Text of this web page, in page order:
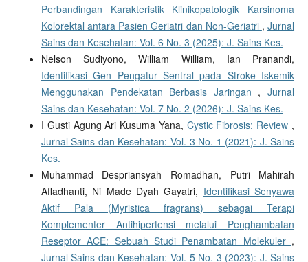
Perbandingan Karakteristik Klinikopatologik Karsinoma
Kolorektal antara Pasien Geriatri dan Non-Geriatri ,Jurnal
Sains dan Kesehatan: Vol. 6 No. 3 (2025): J. Sains Kes.
Nelson Sudiyono, William William, Ian Pranandi,
Identifikasi Gen Pengatur Sentral pada Stroke Iskemik
Menggunakan Pendekatan Berbasis Jaringan ,Jurnal
Sains dan Kesehatan: Vol. 7 No. 2 (2026): J. Sains Kes.
I Gusti Agung Ari Kusuma Yana, Cystic Fibrosis: Review ,
Jurnal Sains dan Kesehatan: Vol. 3 No. 1 (2021): J. Sains
Kes.
Muhammad Despriansyah Romadhan, Putri Mahirah
Afladhanti, Ni Made Dyah Gayatri, Identifikasi Senyawa
Aktif Pala (Myristica fragrans) sebagai Terapi
Komplementer Antihipertensi melalui Penghambatan
Reseptor ACE: Sebuah Studi Penambatan Molekuler ,
Jurnal Sains dan Kesehatan: Vol. 5 No. 3 (2023): J. Sains